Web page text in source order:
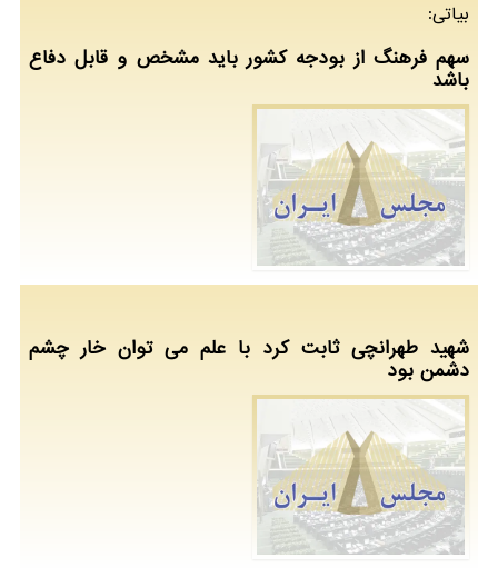
بیاتی:
سهم فرهنگ از بودجه کشور باید مشخص و قابل دفاع
باشد
شهید طهرانچی ثابت کرد با علم می توان خار چشم
دشمن بود